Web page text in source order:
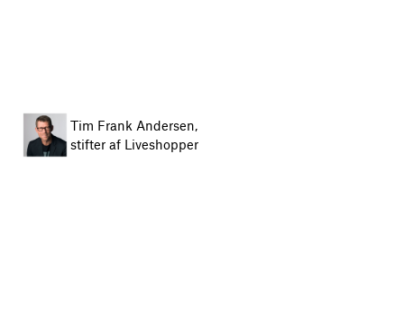
Tim Frank Andersen,
stifter af Liveshopper